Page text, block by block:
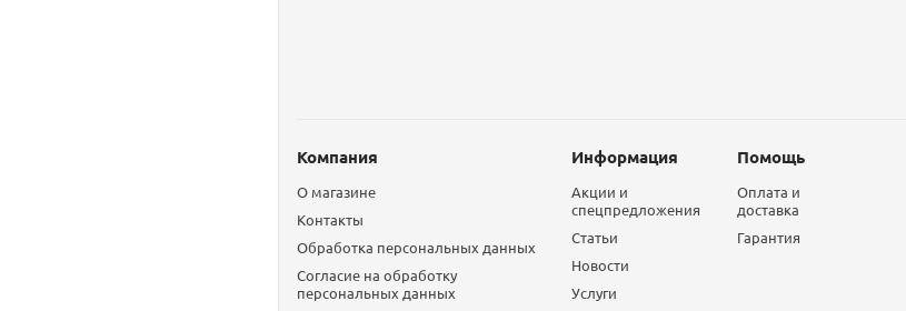
Компания
О магазине
Контакты
Обработка персональных данных
Согласие на обработку
персональных данных
Информация
Акции и
спецпредложения
Статьи
Новости
Услуги
Помощь
Оплата и
доставка
Гарантия